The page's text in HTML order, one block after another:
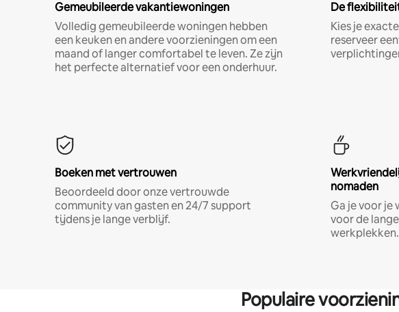
Gemeubileerde vakantiewoningen
Volledig gemeubileerde woningen hebben
een keuken en andere voorzieningen om een
maand of langer comfortabel te leven. Ze zijn
het perfecte alternatief voor een onderhuur.
De
Kies je
reserveer
Boeken met vertrouwen
Beoordeeld door onze vertrouwde
community van gasten en 24/7 support
tijdens je lange verblijf.
nomaden
Ga je voor je
voor de
werkplekken.
Populaire